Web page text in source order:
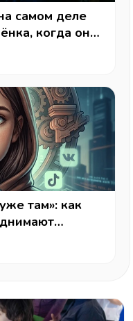
самом деле
когда он
там»: как
— и где